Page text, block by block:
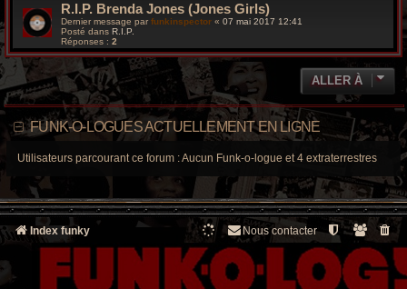
R.I.P. Brenda Jones (Jones Girls)
Dernier message par funkinspector « 07 mai 2017 12:41
Posté dans R.I.P.
Réponses : 2
ALLER À
FUNK-O-LOGUES ACTUELLEMENT EN LIGNE
Utilisateurs parcourant ce forum : Aucun Funk-o-logue et 4 extraterrestres
Index funky Nous contacter